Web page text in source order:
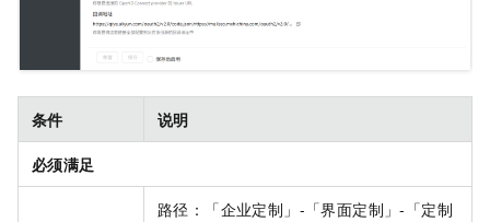
条件 说明
必须满足
路径：「企业定制」-「界面定制」-「定制